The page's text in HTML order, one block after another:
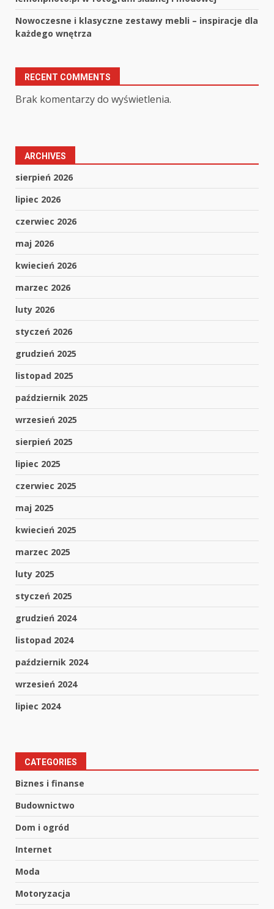
Nowoczesne i klasyczne zestawy mebli – inspiracje dla
każdego wnętrza
RECENT COMMENTS
Brak komentarzy do wyświetlenia.
ARCHIVES
sierpień 2026
lipiec 2026
czerwiec 2026
maj 2026
kwiecień 2026
marzec 2026
luty 2026
styczeń 2026
grudzień 2025
listopad 2025
październik 2025
wrzesień 2025
sierpień 2025
lipiec 2025
czerwiec 2025
maj 2025
kwiecień 2025
marzec 2025
luty 2025
styczeń 2025
grudzień 2024
listopad 2024
październik 2024
wrzesień 2024
lipiec 2024
CATEGORIES
Biznes i finanse
Budownictwo
Dom i ogród
Internet
Moda
Motoryzacja